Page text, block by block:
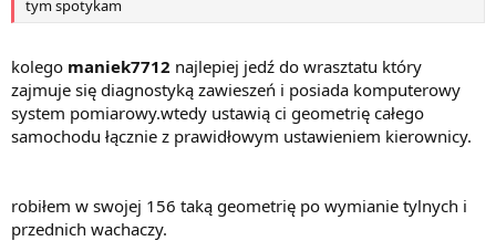
tym spotykam
kolego maniek7712 najlepiej jedź do wrasztatu który
zajmuje się diagnostyką zawieszeń i posiada komputerowy
system pomiarowy.wtedy ustawią ci geometrię całego
samochodu łącznie z prawidłowym ustawieniem kierownicy.
robiłem w swojej 156 taką geometrię po wymianie tylnych i
przednich wachaczy.